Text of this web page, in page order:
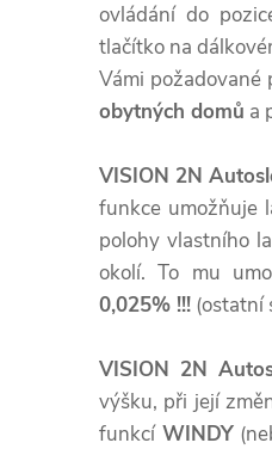
ovládání do
tlačítko na
Vámi
obytných domů a
VISION 2N
funkce umožňuje
polohy vlastního
okolí. To mu
0,025% !!! (ostatní
VISION 2N
výšku, při její
funkcí WINDY